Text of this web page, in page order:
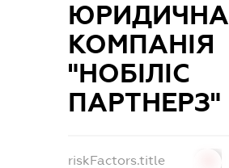
ЮРИДИЧНА
КОМПАНІЯ
"НОБІЛІС
ПАРТНЕРЗ"
riskFactors.title